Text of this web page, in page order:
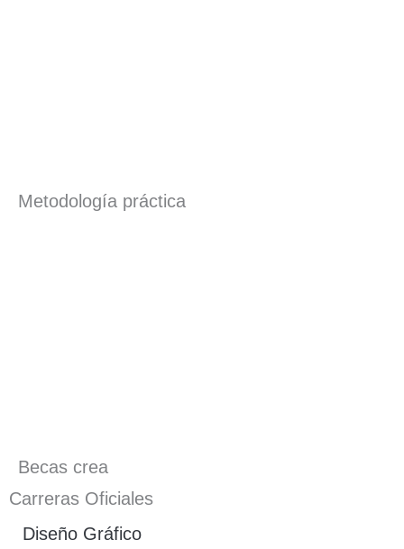
Metodología práctica
Becas crea
Carreras Oficiales
Diseño Gráfico